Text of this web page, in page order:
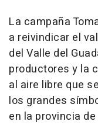
La campaña
a reivindicar el
del Valle del
productores y la
al aire libre que
los grandes
en la provincia